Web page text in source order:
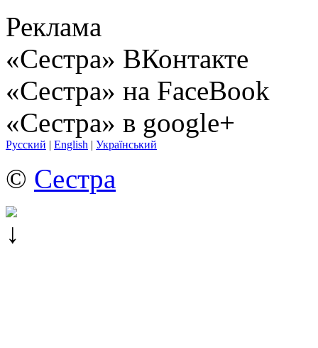
Реклама
«Сестра» ВКонтакте
«Сестра» на FaceBook
«Сестра» в google+
Русский | English | Український
© Сестра